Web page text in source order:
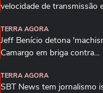
velocidade de transmissão
TERRA AGORA
Jeff Benício detona
Camargo em briga contra...
TERRA AGORA
SBT News tem jornalismo